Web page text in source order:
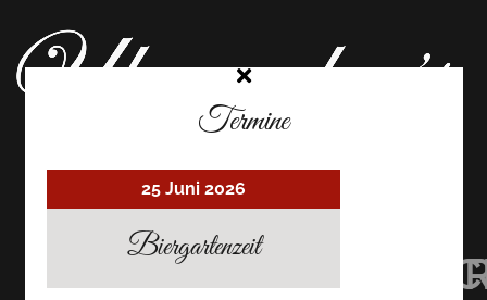
UHRMACHER’S
Termine
25 Juni 2026
Biergartenzeit